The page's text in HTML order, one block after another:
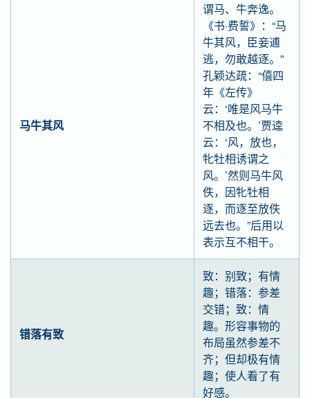
马牛其风
谓马、牛奔逸。
《书·费誓》：“马
牛其风，臣妾逋
逃，勿敢越逐。”
孔颖达疏：“僖四
年《左传》
云：‘唯是风马牛
不相及也。’贾逵
云：‘风，放也，
牝牡相诱谓之
风。’然则马牛风
佚，因牝牡相
逐，而逐至放佚
远去也。”后用以
表示互不相干。
错落有致
致：别致；有情
趣；错落：参差
交错；致：情
趣。形容事物的
布局虽然参差不
齐；但却极有情
趣；使人看了有
好感。